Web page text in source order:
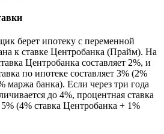
берет ипотеку с переменной
к ставке Центробанка (Прайм). На
Центробанка составляет 2%, и
по ипотеке составляет 3% (2%
маржа банка). Если через три года
до 4%, процентная ставка
(4% ставка Центробанка + 1%